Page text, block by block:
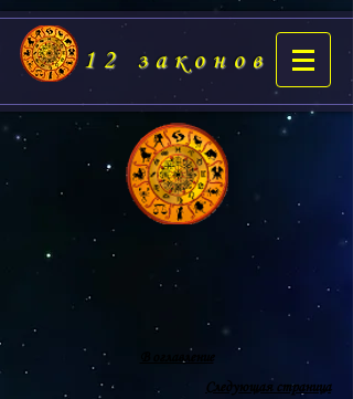
12 законов
В оглавление
Следующая страница